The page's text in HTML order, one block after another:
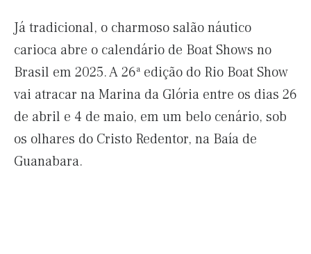
Já tradicional, o charmoso salão náutico
carioca abre o calendário de Boat Shows no
Brasil em 2025. A 26ª edição do Rio Boat Show
vai atracar na Marina da Glória entre os dias 26
de abril e 4 de maio, em um belo cenário, sob
os olhares do Cristo Redentor, na Baía de
Guanabara.